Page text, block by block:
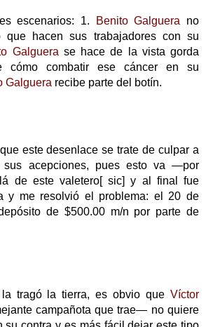
escenarios: 1. Benito Galguera no
hacen sus trabajadores con su
Galguera se hace de la vista gorda
cómo combatir ese cáncer en su
Galguera recibe parte del botín.
este desenlace se trate de culpar a
acepciones, pues esto va —por
de este valetero[ sic] y al final fue
y me resolvió el problema: el 20 de
de $500.00 m/n por parte de
tragó la tierra, es obvio que Víctor
campañota que trae— no quiere